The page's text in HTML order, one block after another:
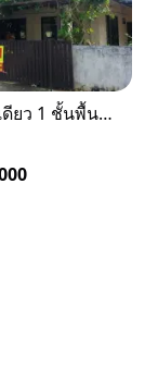
ขายบ้านเดียว 1 ชั้นพื้นที่ 102 ตรว บางละมุง ชลบุรี